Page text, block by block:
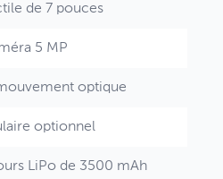
de 7 pouces
5 MP
optique
optionnel
LiPo de 3500 mAh